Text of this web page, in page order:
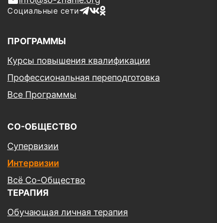
Социальные сети
ПРОГРАММЫ
Курсы повышения квалификации
Профессиональная переподготовка
Все Программы
СО-ОБЩЕСТВО
Супервизии
Интервизии
Всё Со-Общество
ТЕРАПИЯ
Обучающая личная терапия